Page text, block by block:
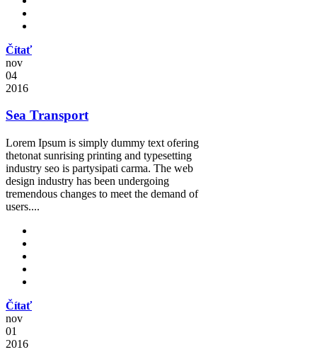
Čítať
nov
04
2016
Sea Transport
Lorem Ipsum is simply dummy text ofering
thetonat sunrising printing and typesetting
industry seo is partysipati carma. The web
design industry has been undergoing
tremendous changes to meet the demand of
users....
Čítať
nov
01
2016